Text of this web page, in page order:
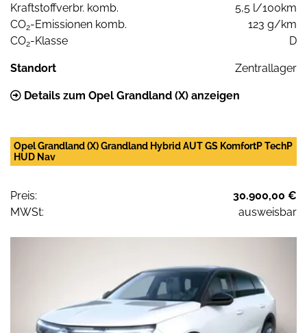
Kraftstoffverbr. komb.
5,5 l/100km
CO2-Emissionen komb.
123 g/km
CO2-Klasse D
Standort Zentrallager
Details zum Opel Grandland (X) anzeigen
Opel Grandland (X) Grandland Hybrid AUT GS KomfortP TechP
HUD Nav
Preis:
30.900,00 €
MWSt:
ausweisbar